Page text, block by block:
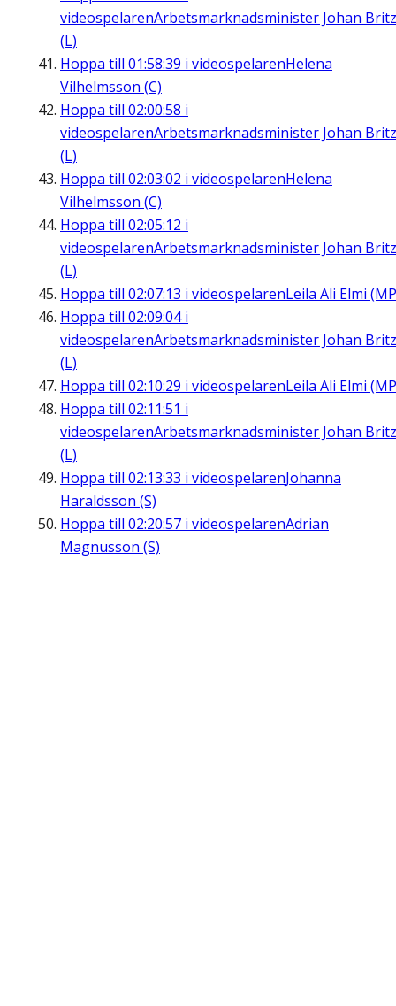
videospelarenArbetsmarknadsminister Johan Britz
(L)
Hoppa till 01:58:39 i videospelarenHelena
Vilhelmsson (C)
Hoppa till 02:00:58 i
videospelarenArbetsmarknadsminister Johan Britz
(L)
Hoppa till 02:03:02 i videospelarenHelena
Vilhelmsson (C)
Hoppa till 02:05:12 i
videospelarenArbetsmarknadsminister Johan Britz
(L)
Hoppa till 02:07:13 i videospelarenLeila Ali Elmi
Hoppa till 02:09:04i
videospelarenArbetsmarknadsminister Johan Britz
(L)
Hoppa till 02:10:29 i videospelarenLeila Ali Elmi
Hoppa till 02:11:51 i
videospelarenArbetsmarknadsminister Johan Britz
(L)
Hoppa till 02:13:33 i videospelarenJohanna
Haraldsson (S)
Hoppa till 02:20:57 i videospelarenAdrian
Magnusson (S)